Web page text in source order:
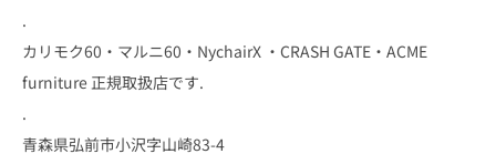
.
カリモク60・マルニ60・NychairX ・CRASH GATE・ACME
furniture 正規取扱店です.
.
青森県弘前市小沢字山崎83-4